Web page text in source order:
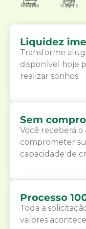
Reforma Viagens
Liquidez
Transforme
disponível hoje
realizar sonhos.
Sem
Você receberá
comprometer
capacidade de
Processo
Toda a
valores